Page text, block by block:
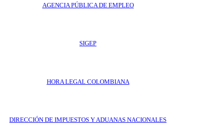
AGENCIA PÚBLICA DE EMPLEO
SIGEP
HORA LEGAL COLOMBIANA
DIRECCIÓN DE IMPUESTOS Y ADUANAS NACIONALES